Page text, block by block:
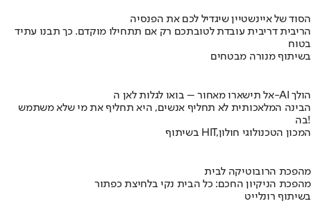
הסוד של איינשטיין שיגדיל לכם את הפנסיה
הריבית דריבית עובדת לטובתכם רק אם תתחילו מוקדם. כך תבנו עתיד
בטוח
בשיתוף מנורה מבטחים
אל תישארו מאחור – בואו לגלות לאן ה-AI הולך
הבינה המלאכותית לא תחליף אנשים, היא תחליף את מי שלא משתמש
בה!
בשיתוף HIT,המכון הטכנולוגי חולון
מהפכת הרובוטיקה לבית
מהפכת הניקיון החכם: כל הבית נקי בלחיצת כפתור
בשיתוף רונלייט